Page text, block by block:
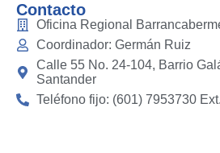
Contacto
Oficina Regional
Coordinador: Germán Ruiz
Calle 55 No. 24-104, Barrio
Santander
Teléfono fijo: (601) 7953730